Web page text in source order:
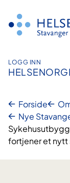
innhold
LOGG INN
Forside
Nye
fortjener et nytt